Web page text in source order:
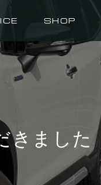
SHOP
ました